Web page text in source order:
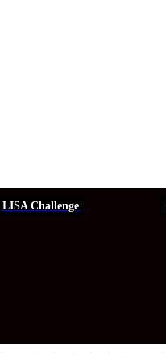
LISA Challenge